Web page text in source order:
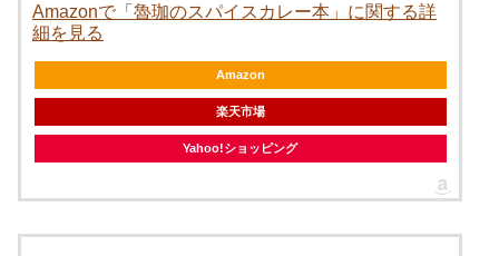
Amazonで「魯珈のスパイスカレー本」に関する詳
細を見る
Amazon
楽天市場
Yahoo!ショッピング